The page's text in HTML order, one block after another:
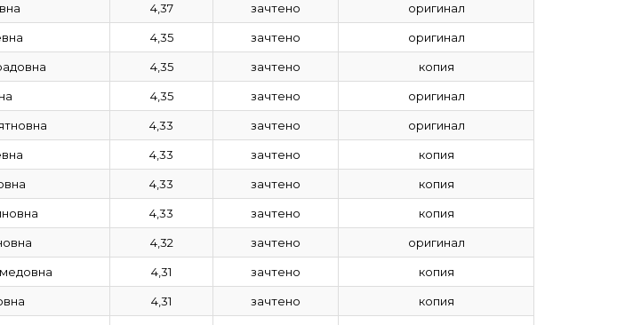
4,37 зачтено оригинал
4,35 зачтено оригинал
4,35 зачтено копия
4,35 зачтено оригинал
4,33 зачтено оригинал
4,33 зачтено копия
4,33 зачтено копия
4,33 зачтено копия
4,32 зачтено оригинал
4,31 зачтено копия
4,31 зачтено копия